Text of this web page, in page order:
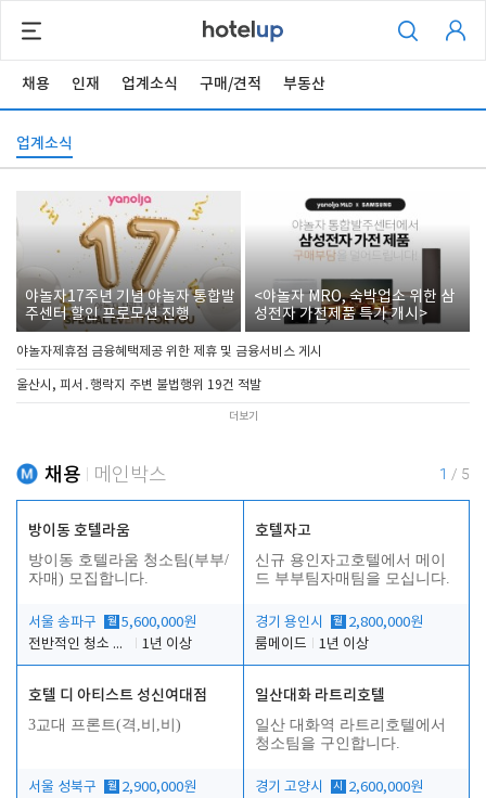
채용 인재 업계소식 구매/견적 부동산
업계소식
야놀자17주년 기념 야놀자 통합발
주센터 할인 프로모션 진행
<야놀자 MRO, 숙박업소 위한 삼
성전자 가전제품 특가 개시>
야놀자제휴점 금융혜택제공 위한 제휴 및 금융서비스 게시
울산시, 피서․행락지 주변 불법행위 19건 적발
더보기
채용 메인박스 1 / 5
방이동 호텔라움
방이동 호텔라움 청소팀(부부/
자매) 모집합니다.
서울 송파구 월 5,600,000원
전반적인 청소 업무(객실청소.객실정리)
1년 이상
호텔자고
신규 용인자고호텔에서 메이
드 부부팀자매팀을 모십니다.
경기 용인시 월 2,800,000원
룸메이드
1년 이상
호텔 디 아티스트 성신여대점
3교대 프론트(격,비,비)
서울 성북구 월 2,900,000원
일산대화 라트리호텔
일산 대화역 라트리호텔에서
청소팀을 구인합니다.
경기 고양시 시
2,600,000원